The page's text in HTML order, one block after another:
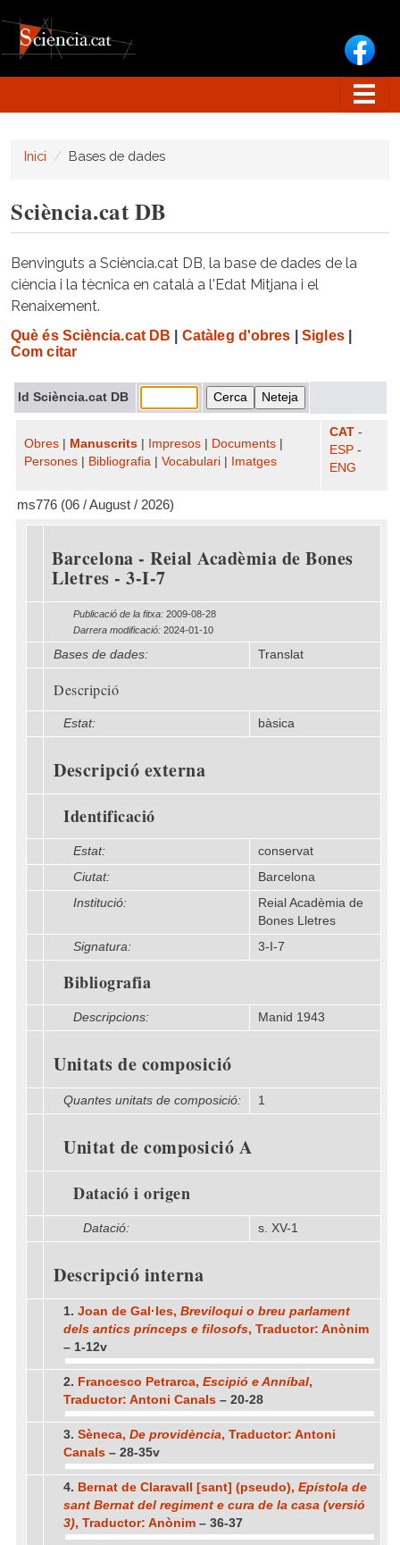
Inici Bases de dades
Sciència.cat DB
Benvinguts a Sciència.cat DB, la base de dades de la
ciència i la tècnica en català a l'Edat Mitjana i el
Renaixement.
Què és Sciència.cat DB Catàleg d'obres Sigles|
Com citar
Id Sciència.cat DB
Obres Manuscrits Impresos Documents
Persones
Bibliografia Vocabulari Imatges
CAT -
ESP -
ENG
ms776 (06 / August / 2026)
Barcelona - Reial Acadèmia de Bones
Lletres - 3-I-7
Publicació de la fitxa: 2009-08-28
Darrera modificació: 2024-01-10
Bases de dades: Translat
Descripció
Estat: bàsica
Descripció externa
Identificació
Estat:
conservat
Ciutat:
Barcelona
Institució:
Reial Acadèmia de
Bones Lletres
Signatura:
3-I-7
Bibliografia
Descripcions: Manid 1943
Unitats de composició
Quantes unitats de composició: 1
Unitat de composició A
Datació i origen
Datació: s. XV-1
Descripció interna
1. Joan de Gal·les, Breviloqui o breu parlament
dels antics prínceps e filosofs, Traductor: Anònim
– 1-12v
2. Francesco Petrarca, Escipió e Anníbal,
Traductor: Antoni Canals – 20-28
3. Sèneca, De providència, Traductor: Antoni
Canals – 28-35v
4. Bernat de Claravall [sant] (pseudo), Epístola de
sant Bernat del regiment e cura de la casa (versió
3), Traductor: Anònim – 36-37